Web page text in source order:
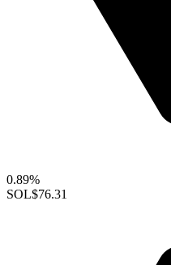
0.89%
SOL$76.31